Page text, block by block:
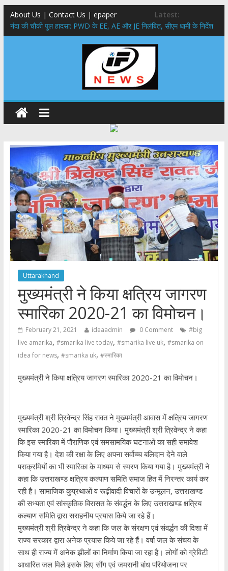
About Us | Contact Us | epaper
Latest:
नंदा की चौकी पुल हादसा: PWD के EE, AE और JE निलंबित, सीएम धामी के निर्देश
पर सख्त कार्रवाई
सरकारी नीतियों में शामिल किए जाएंगे छात्र – छात्राओं के सुझाव ,मुख्यमंत्री युवा
विद्यार्थी मंथन कार्यक्रम में शामिल हुए सीएम पुष्कर सिंह धामी
उत्तराखंड में बढ़ेंगे राजस्व के स्रोत: इको-टूरिज्म, कार्बन क्रेडिट और जड़ी-बूटी आय
मुख्यमंत्री ने उत्तराखण्ड क्षत्रिय कल्याण समिति की वेबसाइट एवं क्षत्रिय जागरण
स्मारिका का किया विमोचन
मुख्यमंत्री ने हर घर तिरंगा यात्रा कार्यक्रम में किया प्रतिभाग,मुख्यमंत्री ने
प्रदेशवासियों से स्वतंत्रता दिवस पर अपने घरों में तिरंगा फहराने का किया आवाह्न
Uttarakhand
मुख्यमंत्री ने किया क्षत्रिय जागरण
स्मारिका 2020-21 का विमोचन।
February 21, 2021 ideaadmin 0 Comment
#big
live amarika, #smarika live today, #smarika live uk, #smarika on
idea for news, #smarika uk, #स्मारिका
मुख्यमंत्री ने किया क्षत्रिय जागरण स्मारिका 2020-21 का विमोचन।
मुख्यमंत्री श्री त्रिवेन्द्र सिंह रावत ने मुख्यमंत्री आवास में क्षत्रिय जागरण
स्मारिका 2020-21 का विमोचन किया। मुख्यमंत्री श्री त्रिवेन्द्र ने कहा
कि इस स्मारिका में पौराणिक एवं समसामयिक घटनाओं का सही समावेश
किया गया है। देश की रक्षा के लिए अपना सर्वोच्च बलिदान देने वाले
पराक्रमियों का भी स्मारिका के माध्यम से स्मरण किया गया है। मुख्यमंत्री ने
कहा कि उत्तराखण्ड क्षत्रिय कल्याण समिति समाज हित में निरन्तर कार्य कर
रही है। सामाजिक कुप्रथाओं व रूढ़ीवादी विचारों के उन्मूलन, उत्तराखण्ड
की सभ्यता एवं सांस्कृतिक विरासत के संवर्द्धन के लिए उत्तराखण्ड क्षत्रिय
कल्याण समिति द्वारा सराहनीय प्रयास किये जा रहे हैं।
मुख्यमंत्री श्री त्रिवेन्द्र ने कहा कि जल के संरक्षण एवं संवर्द्धन की दिशा में
राज्य सरकार द्वारा अनेक प्रयास किये जा रहे हैं। वर्षा जल के संचय के
साथ ही राज्य में अनेक झीलों का निर्माण किया जा रहा है। लोगों को ग्रेविटी
आधारित जल मिले इसके लिए सौंग एवं जमरानी बांध परियोजना पर